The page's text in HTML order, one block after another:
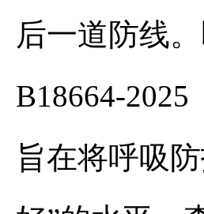
后一道防线
B18664-
旨在将呼吸